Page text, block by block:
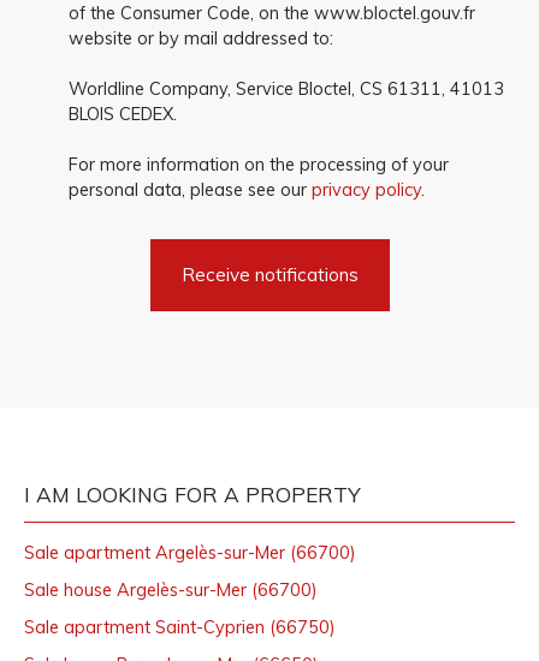
of the Consumer Code, on the www.bloctel.gouv.fr
website or by mail addressed to:
Worldline Company, Service Bloctel, CS 61311, 41013
BLOIS CEDEX.
For more information on the processing of your
personal data, please see our privacy policy.
Receive notifications
I AM LOOKING FOR A PROPERTY
Sale apartment Argelès-sur-Mer (66700)
Sale house Argelès-sur-Mer (66700)
Sale apartment Saint-Cyprien (66750)